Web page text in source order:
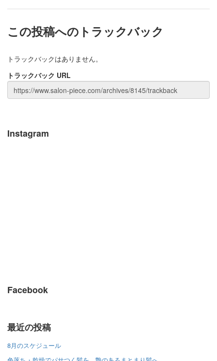
この投稿へのトラックバック
トラックバックはありません。
トラックバック URL
Instagram
Facebook
最近の投稿
8月のスケジュール